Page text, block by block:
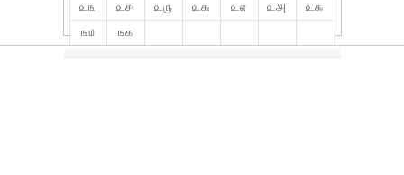
௨௩
௨௪ ௨௫ ௨௬ ௨௭ ௨௮
௨௯
௩௰
௩௧